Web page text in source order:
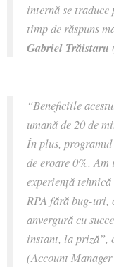
internă se
timp de răspuns
Gabriel Trăistaru
“Beneficiile
umană de 20 de
În plus,
de eroare 0%.
experienţă
RPA fără bug-uri,
anvergură cu
instant, la priză”,
(Account